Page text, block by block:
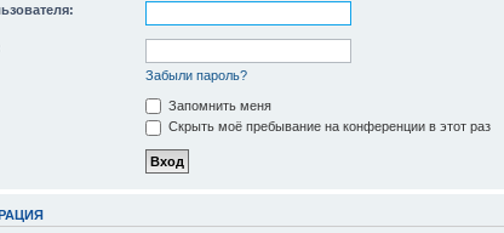
Забыли пароль?
Запомнить меня
Скрыть моё пребывание на конференции в этот раз